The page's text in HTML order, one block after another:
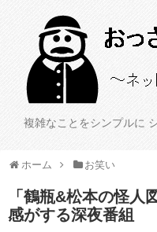
複雑なことをシンプルに
ホーム お笑い
「鶴瓶&松本の怪人
感がする深夜番組